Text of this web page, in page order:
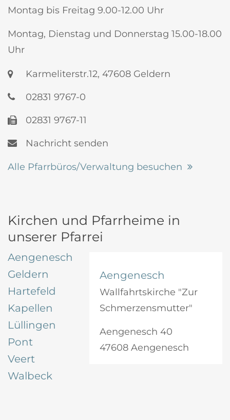
Montag bis Freitag 9.00-12.00 Uhr
Montag, Dienstag und Donnerstag 15.00-18.00
Uhr
Karmeliterstr.12, 47608 Geldern
02831 9767-0
02831 9767-11
Nachricht senden
Alle Pfarrbüros/Verwaltung besuchen
Kirchen und Pfarrheime in
unserer Pfarrei
Aengenesch
Geldern
Hartefeld
Kapellen
Lüllingen
Pont
Veert
Walbeck
Aengenesch
Wallfahrtskirche "Zur
Schmerzensmutter"
Aengenesch 40
47608 Aengenesch